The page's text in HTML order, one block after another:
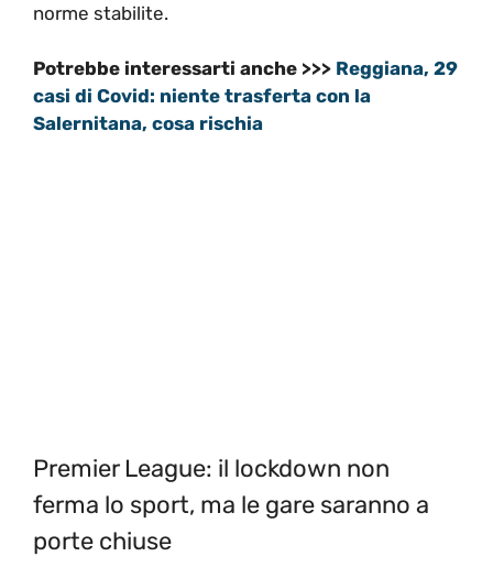
norme stabilite.
Potrebbe interessarti anche >>> Reggiana, 29
casi di Covid: niente trasferta con la
Salernitana, cosa rischia
Premier League: il lockdown non
ferma lo sport, ma le gare saranno a
porte chiuse